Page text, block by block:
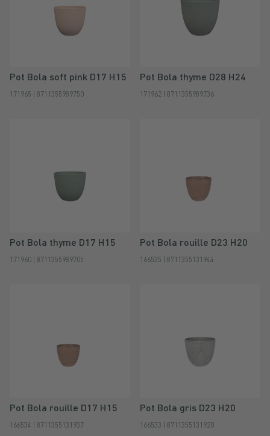
171965 | 8711355989750
Pot Bola soft pink D17 H15
171962 | 8711355989736
Pot Bola thyme D28 H24
171960 | 8711355989705
Pot Bola thyme D17 H15
166535 | 8711355131944
Pot Bola rouille D23 H20
166534 | 8711355131937
Pot Bola rouille D17 H15
166533 | 8711355131920
Pot Bola gris D23 H20